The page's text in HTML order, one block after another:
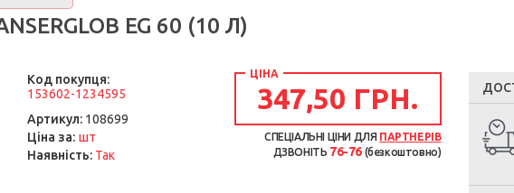
EG 60 (10 Л)
Код покупця:
153602-1234595
Артикул: 108699
Ціна за: шт
Наявність: Так
ЦІНА
347,50 ГРН.
СПЕЦІАЛЬНІ ЦІНИ ДЛЯ ПАРТНЕРІВ
ДЗВОНІТЬ 76-76 (безкоштовно)